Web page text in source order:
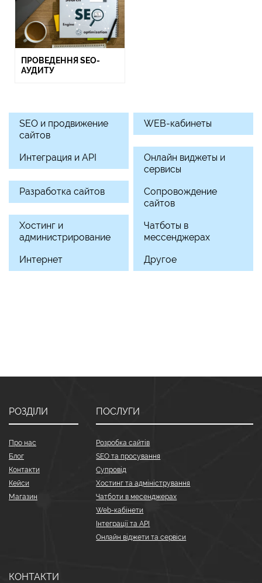
SEO и продвижение
сайтов
WEB-кабинеты
Интеграция и API
Онлайн виджеты и
сервисы
Разработка сайтов
Сопровождение
сайтов
Хостинг и
администрирование
Чатботы в
мессенджерах
Интернет
Другое
ПРОВЕДЕННЯ SEO-
АУДИТУ
РОЗДІЛИ
Про нас
Блог
Контакти
Кейси
Магазин
ПОСЛУГИ
Розробка сайтів
SEO та просування
Супровід
Хостинг та адміністрування
Чатботи в месенджерах
Web-кабінети
Інтеграції та API
Онлайн віджети та сервіси
КОНТАКТИ